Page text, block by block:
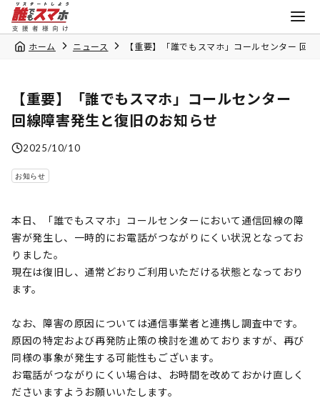
ホーム ニュース 【重要】「誰でもスマホ」コールセンター 回
【重要】「誰でもスマホ」コールセンター
回線障害発生と復旧のお知らせ
2025/10/10
お知らせ
本日、「誰でもスマホ」コールセンターにおいて通信回線の障
害が発生し、一時的にお電話がつながりにくい状況となってお
りました。
現在は復旧し、通常どおりご利用いただける状態となっており
ます。
なお、障害の原因については通信事業者と連携し調査中です。
原因の特定および再発防止策の検討を進めておりますが、再び
同様の事象が発生する可能性もございます。
お電話がつながりにくい場合は、お時間を改めておかけ直しく
ださいますようお願いいたします。